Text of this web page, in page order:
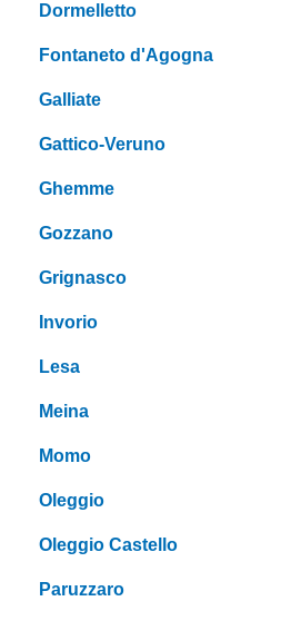
Dormelletto
Fontaneto d'Agogna
Galliate
Gattico-Veruno
Ghemme
Gozzano
Grignasco
Invorio
Lesa
Meina
Momo
Oleggio
Oleggio Castello
Paruzzaro